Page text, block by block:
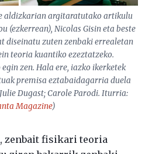
aldizkarian argitaratutako artikulu
(ezkerrean), Nicolas Gisin eta beste
diseinatu zuten zenbaki errealetan
teoria kuantiko ezeztatzeko.
zen. Hala ere, iazko ikerketek
premisa eztabaidagarria duela
Dugast; Carole Parodi. Iturria:
Magazine)
zenbait fisikari teoria